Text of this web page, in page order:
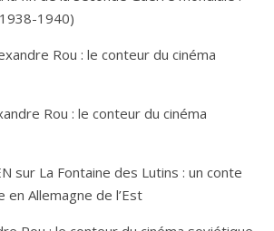
1940)
Rou : le conteur du cinéma
Rou : le conteur du cinéma
sur La Fontaine des Lutins : un conte
Allemagne de l’Est